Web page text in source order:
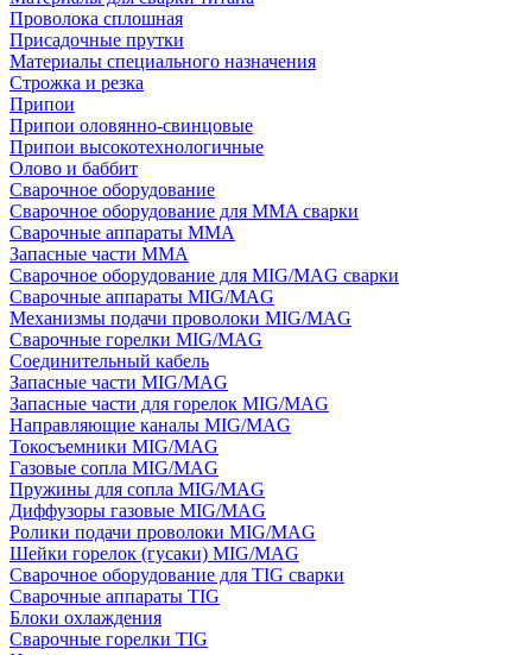
Проволока сплошная
Присадочные прутки
Материалы специального назначения
Строжка и резка
Припои
Припои оловянно-свинцовые
Припои высокотехнологичные
Олово и баббит
Сварочное оборудование
Сварочное оборудование для MMA сварки
Сварочные аппараты MMA
Запасные части MMA
Сварочное оборудование для MIG/MAG сварки
Сварочные аппараты MIG/MAG
Механизмы подачи проволоки MIG/MAG
Сварочные горелки MIG/MAG
Соединительный кабель
Запасные части MIG/MAG
Запасные части для горелок MIG/MAG
Направляющие каналы MIG/MAG
Токосъемники MIG/MAG
Газовые сопла MIG/MAG
Пружины для сопла MIG/MAG
Диффузоры газовые MIG/MAG
Ролики подачи проволоки MIG/MAG
Шейки горелок (гусаки) MIG/MAG
Сварочное оборудование для TIG сварки
Сварочные аппараты TIG
Блоки охлаждения
Сварочные горелки TIG